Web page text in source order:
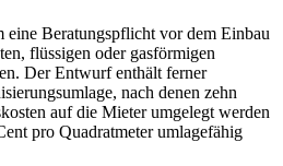
eine Beratungspflicht vor dem Einbau
flüssigen oder gasförmigen
Der Entwurf enthält ferner
nach denen zehn
auf die Mieter umgelegt werden
pro Quadratmeter umlagefähig